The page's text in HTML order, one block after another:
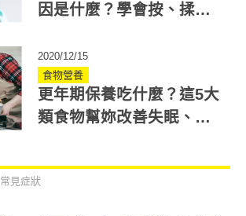
因是什麼？學會按、揉耳
2020/12/15
食物營養
更年期保養吃什麼？這5大
類食物幫妳改善失眠、盜
常見症狀